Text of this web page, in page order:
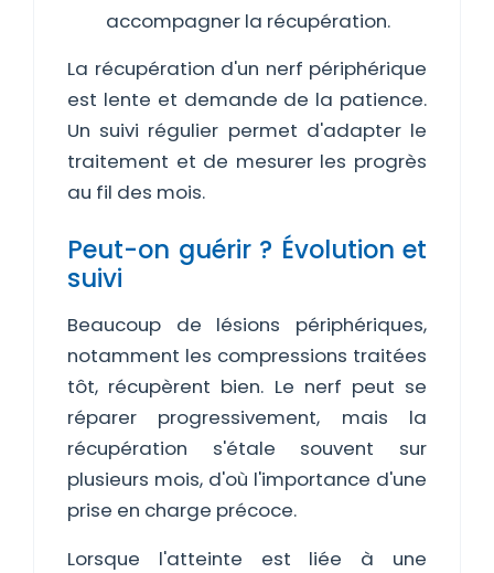
accompagner la récupération.
La récupération d'un nerf périphérique
est lente et demande de la patience.
Un suivi régulier permet d'adapter le
traitement et de mesurer les progrès
au fil des mois.
Peut-on guérir ? Évolution et
suivi
Beaucoup de lésions périphériques,
notamment les compressions traitées
tôt, récupèrent bien. Le nerf peut se
réparer progressivement, mais la
récupération s'étale souvent sur
plusieurs mois, d'où l'importance d'une
prise en charge précoce.
Lorsque l'atteinte est liée à une